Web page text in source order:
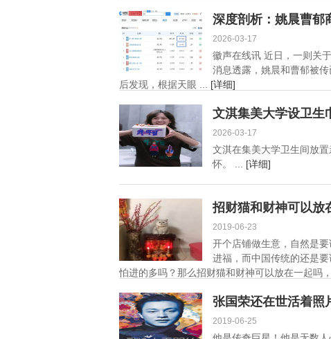
深度剖析：姚晨曹郁
2026-03-17
徽声在线讯 近日，一则关
消息透露，姚晨和曹郁被
后发现，根据天眼 ... [详细]
文淇集美大学设卫生
2026-03-17
文淇在集美大学卫生间放
怀。 ... [详细]
招财猫和财神可以放
2019-06-23
开个店铺做生意，自然是
进福，而中国传统的还是
怕进的多吗？那么招财猫和财神可以放在一起吗
张国荣还在世活着照
2019-06-25